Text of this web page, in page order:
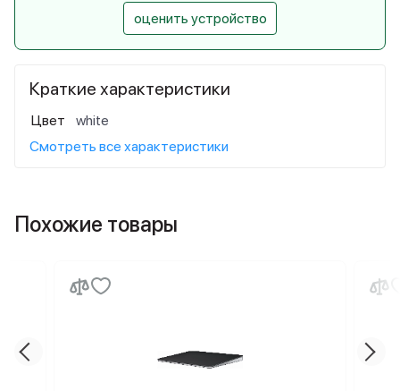
Краткие характеристики
Цвет
white
Смотреть все характеристики
оценить устройство
Похожие товары